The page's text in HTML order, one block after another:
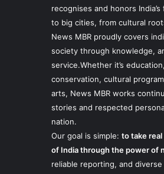
recognises and honors
to big cities, from cultural
News MBR proudly covers
society through knowledge,
service.Whether it’s
conservation, cultural
arts, News MBR works
stories and respected
nation.
Our goal is simple: to take
of India through the power of
reliable reporting, and